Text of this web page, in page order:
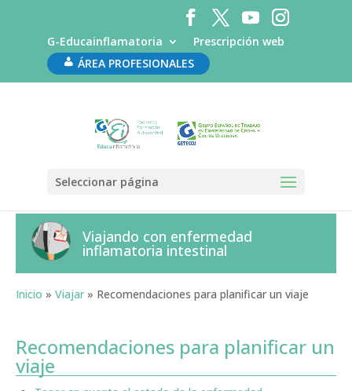
G-Educainflamatoria
Prescripción web
ÁREA PROFESIONALES
Seleccionar página
Viajando con enfermedad
inflamatoria intestinal
Inicio » Viajar » Recomendaciones para planificar un viaje
Recomendaciones para planificar un
viaje